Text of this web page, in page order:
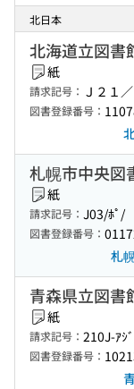
北日本
北海道立図書
紙
請求記号： Ｊ２１
図書登録番号：
札幌市中央図
紙
請求記号： J03/ﾎﾟ/
図書登録番号：
札
青森県立図書
紙
請求記号： 210J-ｱｼ
図書登録番号：